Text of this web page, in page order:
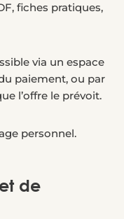
fiches pratiques,
via un espace
paiement, ou par
l’offre le prévoit.
personnel.
de